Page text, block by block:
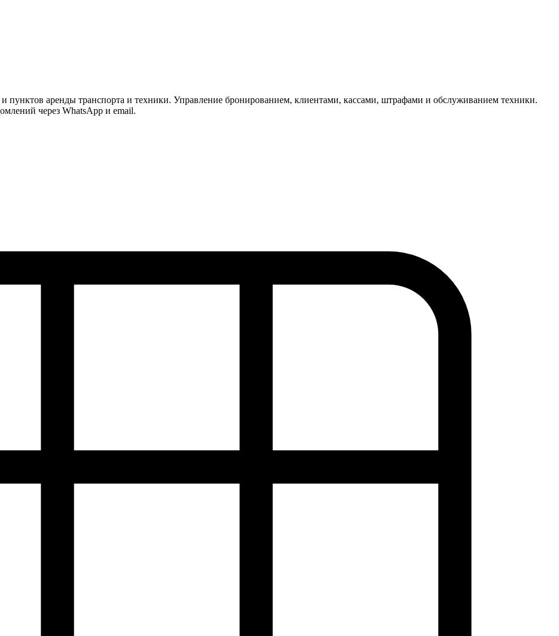
пунктов аренды транспорта и техники. Управление бронированием, клиентами, кассами, штрафами и обслуживанием техники.
через WhatsApp и email.